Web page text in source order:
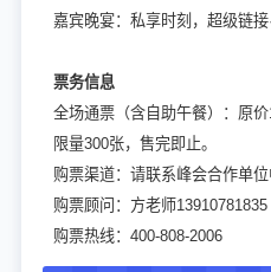
嘉宾晚宴：私享时刻，超级链
票务信息
全场通票（含自助午餐）：原
限量300张，售完即止。
购票渠道：请联系峰会合作单
购票顾问：方老师13910781835
购票热线：400-808-2006